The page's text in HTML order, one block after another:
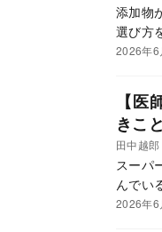
添加物
選び方
2026年6
【
きこと
田中越郎
スーパ
んでい
2026年6